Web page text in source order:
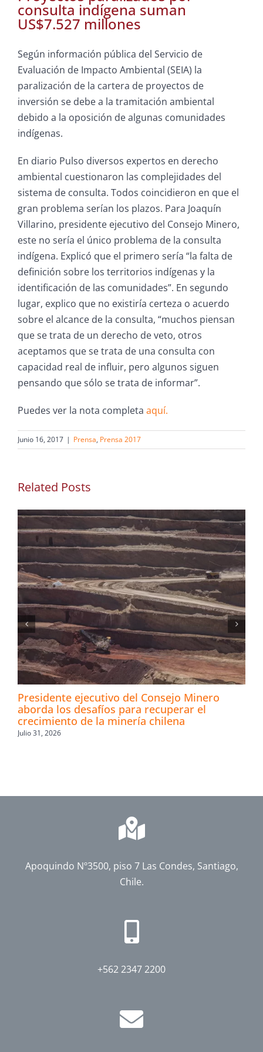
consulta indígena suman
US$7.527 millones
Según información pública del Servicio de
Evaluación de Impacto Ambiental (SEIA) la
paralización de la cartera de proyectos de
inversión se debe a la tramitación ambiental
debido a la oposición de algunas comunidades
indígenas.
En diario Pulso diversos expertos en derecho
ambiental cuestionaron las complejidades del
sistema de consulta. Todos coincidieron en que el
gran problema serían los plazos. Para Joaquín
Villarino, presidente ejecutivo del Consejo Minero,
este no sería el único problema de la consulta
indígena. Explicó que el primero sería “la falta de
definición sobre los territorios indígenas y la
identificación de las comunidades”. En segundo
lugar, explico que no existiría certeza o acuerdo
sobre el alcance de la consulta, “muchos piensan
que se trata de un derecho de veto, otros
aceptamos que se trata de una consulta con
capacidad real de influir, pero algunos siguen
pensando que sólo se trata de informar”.
Puedes ver la nota completa aquí.
Junio 16, 2017 | Prensa, Prensa 2017
Related Posts
Presidente ejecutivo del Consejo Minero
aborda los desafíos para recuperar el
crecimiento de la minería chilena
Julio 31, 2026
Apoquindo Nº3500, piso 7 Las Condes, Santiago,
Chile.
+562 2347 2200